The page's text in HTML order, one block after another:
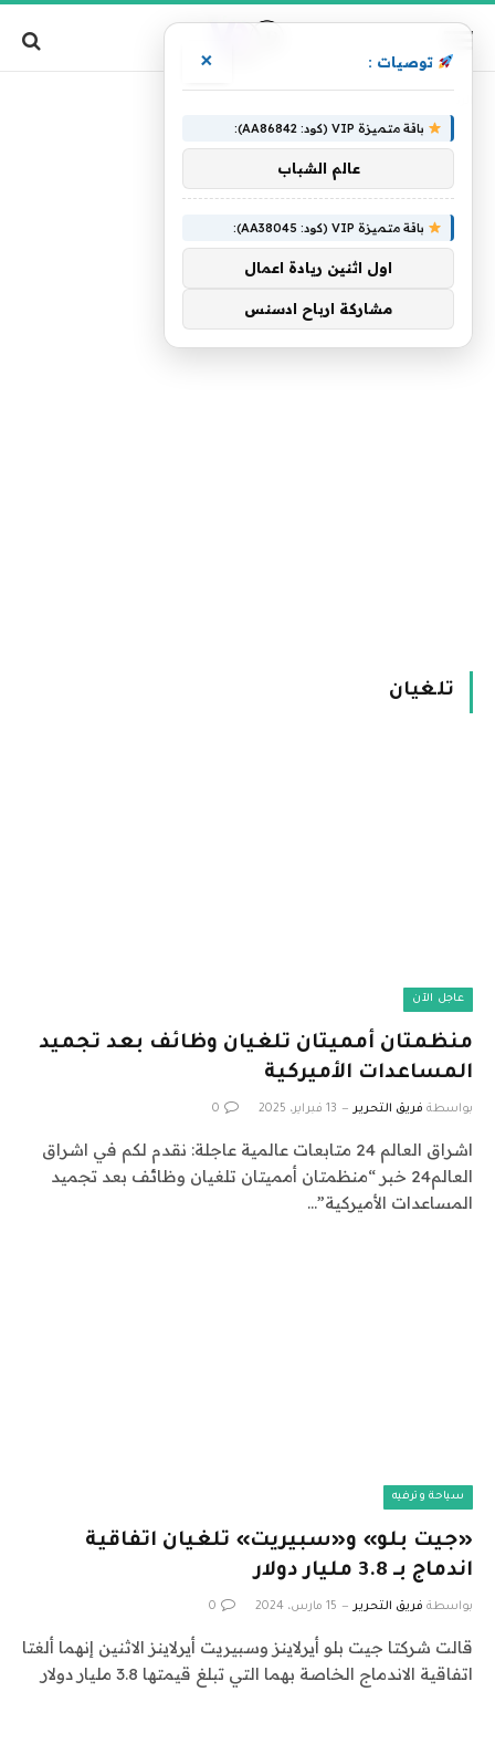
تلغيان
عاجل الآن
منظمتان أمميتان تلغيان وظائف بعد تجميد
المساعدات الأميركية
بواسطة فريق التحرير 13 فبراير، 2025 0
اشراق العالم 24 متابعات عالمية عاجلة: نقدم لكم في اشراق
العالم24 خبر “منظمتان أمميتان تلغيان وظائف بعد تجميد
المساعدات الأميركية”…
سياحة وترفيه
«جيت بلو» و«سبيريت» تلغيان اتفاقية
اندماج بـ 3.8 مليار دولار
بواسطة فريق التحرير 15 مارس، 2024 0
قالت شركتا جيت بلو أيرلاينز وسبيريت أيرلاينز الاثنين إنهما ألغتا
اتفاقية الاندماج الخاصة بهما التي تبلغ قيمتها 3.8 مليار دولار
توصيات : ×
باقة متميزة VIP (كود: AA86842):
عالم الشباب
باقة متميزة VIP (كود: AA38045):
اول اثنين ريادة اعمال
مشاركة ارباح ادسنس